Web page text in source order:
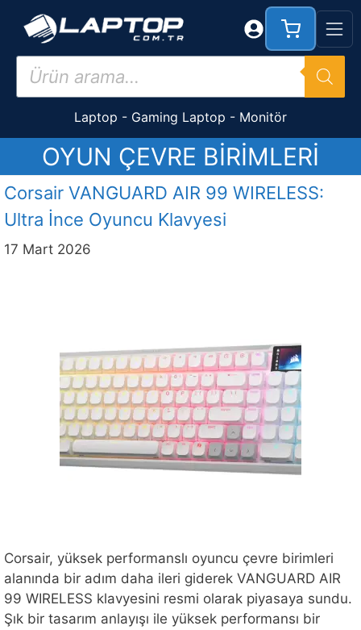
Products
search
Laptop - Gaming Laptop - Monitör
OYUN ÇEVRE BIRIMLERI
Corsair VANGUARD AIR 99 WIRELESS:
Ultra İnce Oyuncu Klavyesi
17 Mart 2026
Corsair, yüksek performanslı oyuncu çevre birimleri
alanında bir adım daha ileri giderek VANGUARD AIR
99 WIRELESS klavyesini resmi olarak piyasaya sundu.
Şık bir tasarım anlayışı ile yüksek performansı bir